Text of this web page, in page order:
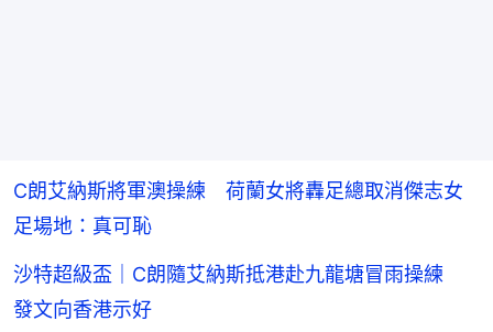
C朗艾納斯將軍澳操練 荷蘭女將轟足總取消傑志女
足場地：真可恥
沙特超級盃｜C朗隨艾納斯抵港赴九龍塘冒雨操練
發文向香港示好